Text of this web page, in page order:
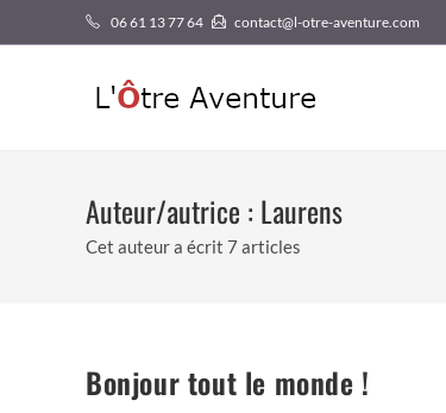
to
06 61 13 77 64‬ contact@l-otre-aventure.com
Auteur/autrice : Laurens
Cet auteur a écrit 7 articles
Bonjour tout le monde !